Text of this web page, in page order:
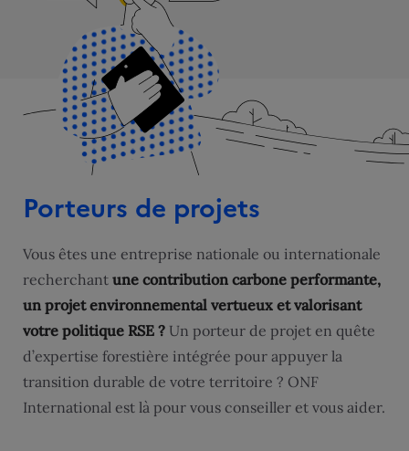
Porteurs de projets
Vous êtes une entreprise nationale ou internationale
recherchant une contribution carbone performante,
un projet environnemental vertueux et valorisant
votre politique RSE ? Un porteur de projet en quête
d’expertise forestière intégrée pour appuyer la
transition durable de votre territoire ? ONF
International est là pour vous conseiller et vous aider.